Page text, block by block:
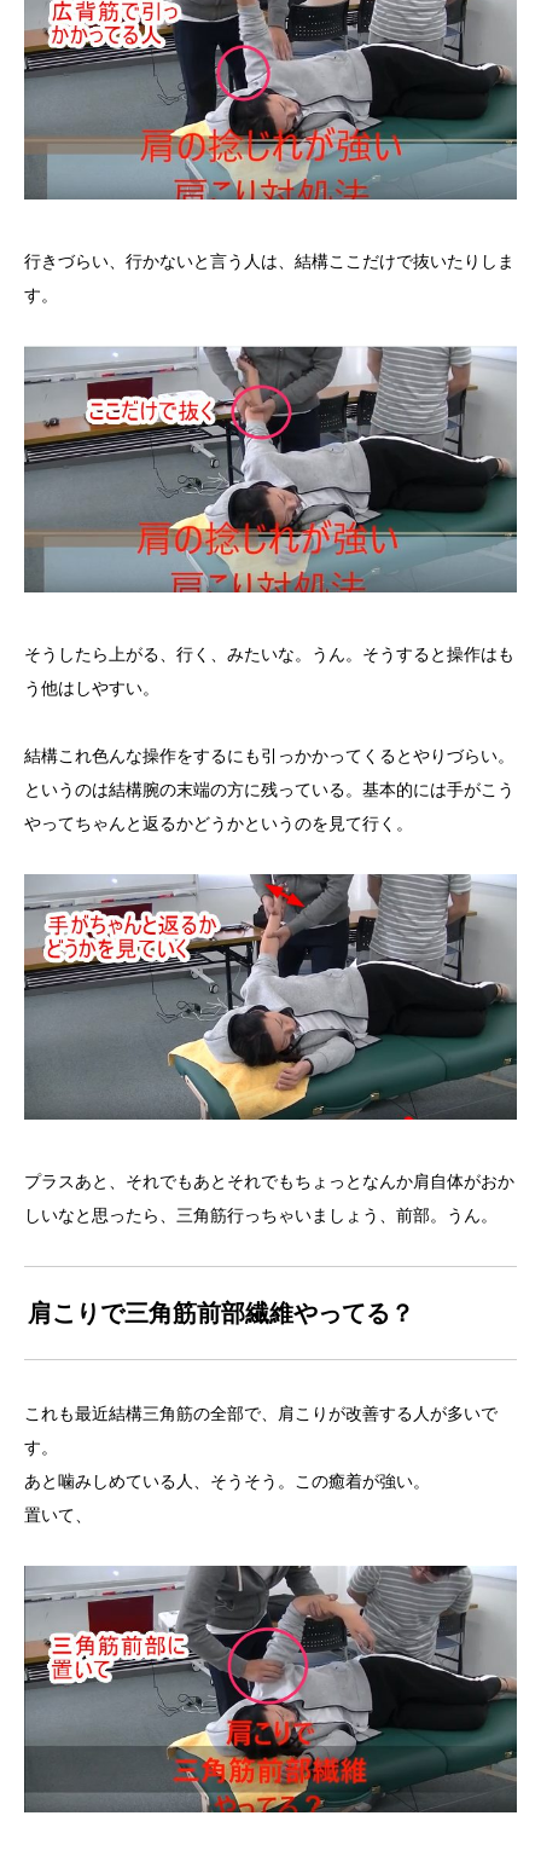
行きづらい、行かないと言う人は、結構ここだけで抜いたりしま
す。
そうしたら上がる、行く、みたいな。うん。そうすると操作はも
う他はしやすい。
結構これ色んな操作をするにも引っかかってくるとやりづらい。
というのは結構腕の末端の方に残っている。基本的には手がこう
やってちゃんと返るかどうかというのを見て行く。
プラスあと、それでもあとそれでもちょっとなんか肩自体がおか
しいなと思ったら、三角筋行っちゃいましょう、前部。うん。
肩こりで三角筋前部繊維やってる？
これも最近結構三角筋の全部で、肩こりが改善する人が多いで
す。
あと噛みしめている人、そうそう。この癒着が強い。
置いて、